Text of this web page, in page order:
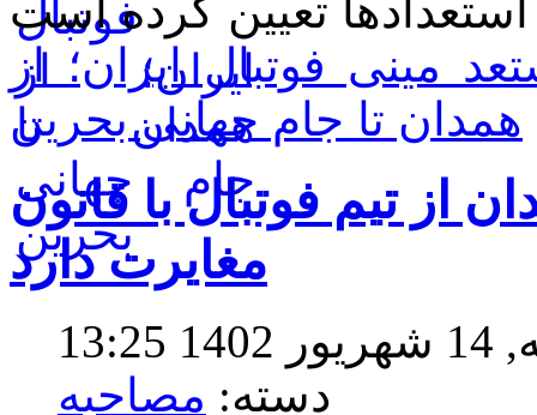
مینی فوتبال ایران؛ از
همدان تا جام جهانی بحرین
از تیم فوتبال با قانون
مغایرت دارد
دسته: مصاحبه